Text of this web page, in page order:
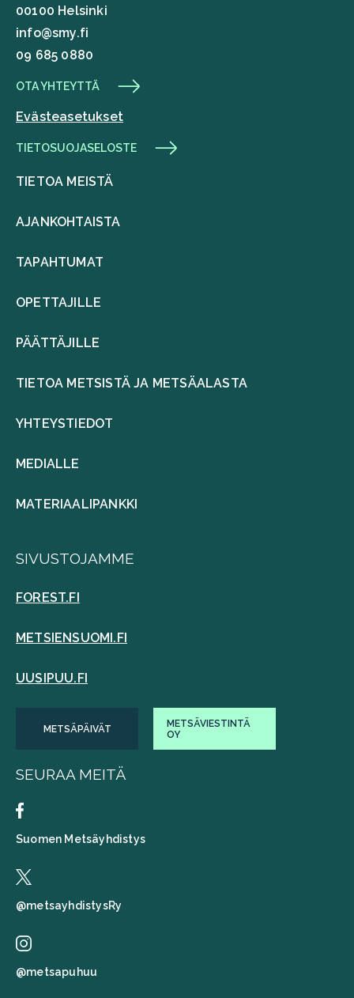
00100 Helsinki
info@smy.fi
09 685 0880
OTA YHTEYTTÄ
Evästeasetukset
TIETOSUOJASELOSTE
TIETOA MEISTÄ
AJANKOHTAISTA
TAPAHTUMAT
OPETTAJILLE
PÄÄTTÄJILLE
TIETOA METSISTÄ JA METSÄALASTA
YHTEYSTIEDOT
MEDIALLE
MATERIAALIPANKKI
SIVUSTOJAMME
FOREST.FI
METSIENSUOMI.FI
UUSIPUU.FI
METSÄPÄIVÄT
METSÄVIESTINTÄ
OY
SEURAA MEITÄ
Suomen Metsäyhdistys
@metsayhdistysRy
@metsapuhuu